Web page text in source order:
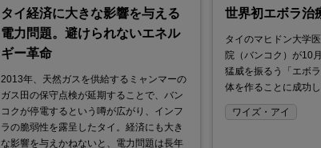
タイ経済に大きな影響を与える
電力問題。避けられないエネル
ギー革命
2013年、天然ガスを供給するミャンマーの
ガス田の保守点検が延期することで、バン
コクが停電するという噂が広がり、インフ
ラの脆弱性を露呈したタイ。経済にも大き
な影響を与えかねないと、電力問題は長年
世界初エボラ治
タイのマヒドン大学
院（バンコク）が10
猛威を振るう「エボ
体を作ることに成功し
ワイズ・アイ